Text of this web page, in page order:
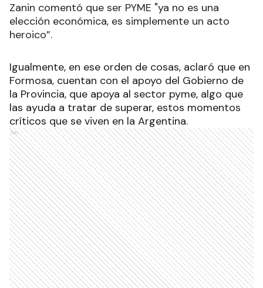
Zanin comentó que ser PYME "ya no es una
elección económica, es simplemente un acto
heroico”.
Igualmente, en ese orden de cosas, aclaró que en
Formosa, cuentan con el apoyo del Gobierno de
la Provincia, que apoya al sector pyme, algo que
las ayuda a tratar de superar, estos momentos
críticos que se viven en la Argentina.
Ads